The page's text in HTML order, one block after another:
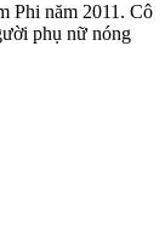
Phi năm 2011. Cô
phụ nữ nóng